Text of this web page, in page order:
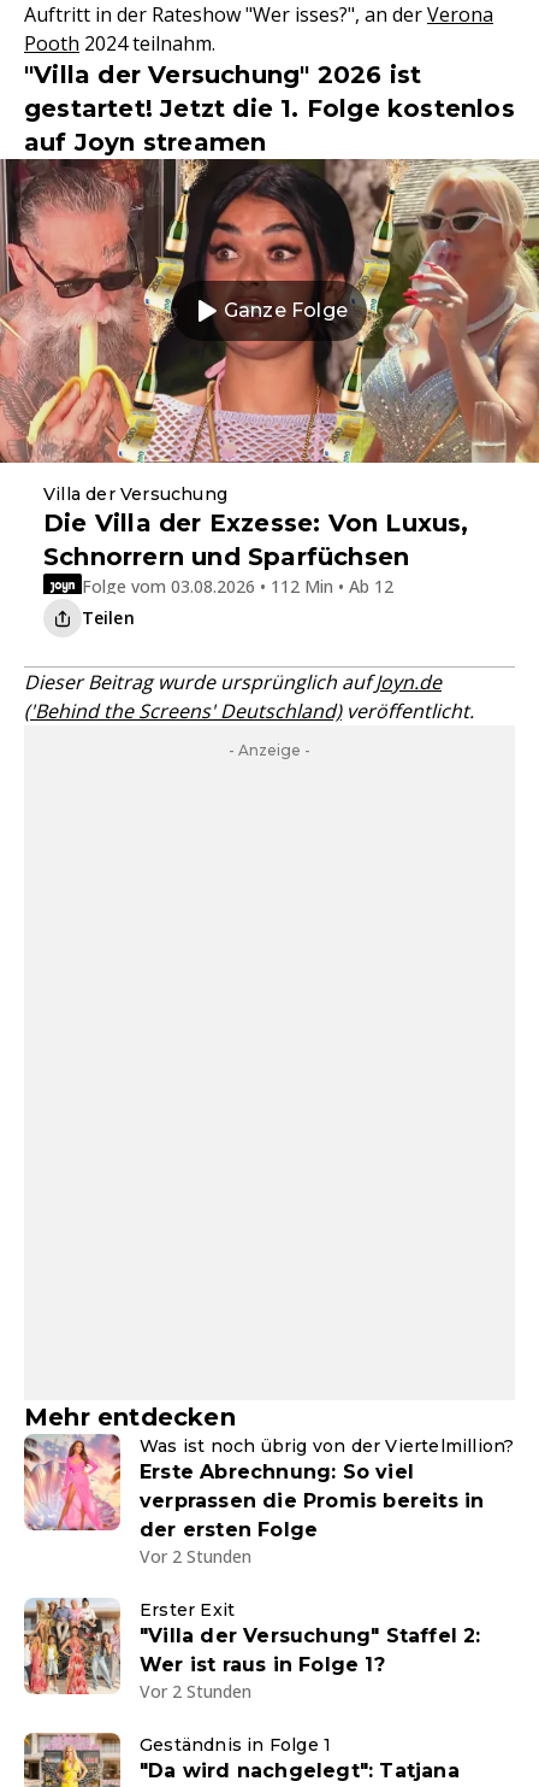
Auftritt in der Rateshow "Wer isses?", an derVerona
Pooth 2024 teilnahm.
"Villa der Versuchung" 2026 ist
gestartet! Jetzt die 1. Folge kostenlos
auf Joyn streamen
Ganze Folge
Villa der Versuchung
Die Villa der Exzesse: Von Luxus,
Schnorrern und Sparfüchsen
Folge vom 03.08.2026 • 112 Min • Ab 12
Teilen
Dieser Beitrag wurde ursprünglich aufJoyn.de
('Behind the Screens' Deutschland)veröffentlicht.
- Anzeige -
Mehr entdecken
Was ist noch übrig von der Viertelmillion?
Erste Abrechnung: So viel
verprassen die Promis bereits in
der ersten Folge
Vor 2 Stunden
Erster Exit
"Villa der Versuchung" Staffel 2:
Wer ist raus in Folge 1?
Vor 2 Stunden
Geständnis in Folge 1
"Da wird nachgelegt": Tatjana